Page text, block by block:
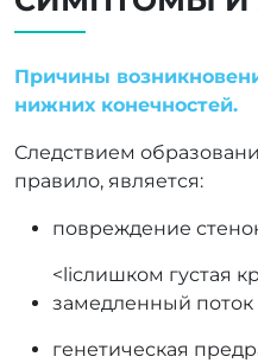
Причины
нижних конечностей.
Следствием
правило, является:
повреждение
<liслишком густая
замедленный поток
генетическая